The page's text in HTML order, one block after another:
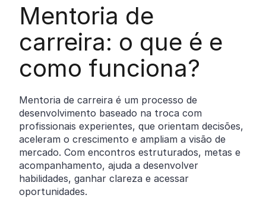
Mentoria de
carreira: o que é e
como funciona?
Mentoria de carreira é um processo de
desenvolvimento baseado na troca com
profissionais experientes, que orientam decisões,
aceleram o crescimento e ampliam a visão de
mercado. Com encontros estruturados, metas e
acompanhamento, ajuda a desenvolver
habilidades, ganhar clareza e acessar
oportunidades.